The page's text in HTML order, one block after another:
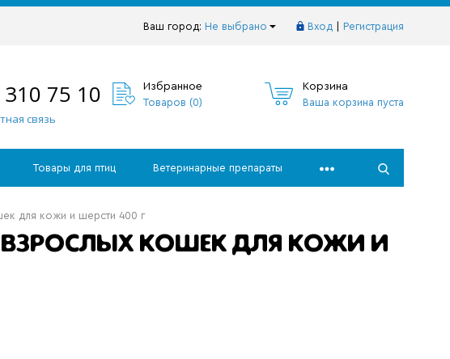
Ваш город: Не выбрано Вход Регистрация
75 10
связь
Избранное
Товаров (0)
Корзина
Ваша корзина пуста
Товары для птиц Ветеринарные препараты
для кожи и шерсти 400 г
ВЗРОСЛЫХ КОШЕК ДЛЯ КОЖИ И